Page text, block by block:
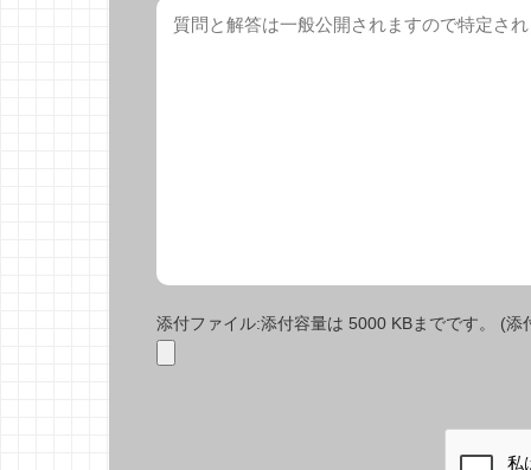
添付ファイル:添付容量は 5000 KBまでです。 (